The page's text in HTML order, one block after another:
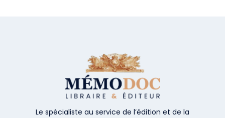
Le spécialiste au service de l’édition et de la